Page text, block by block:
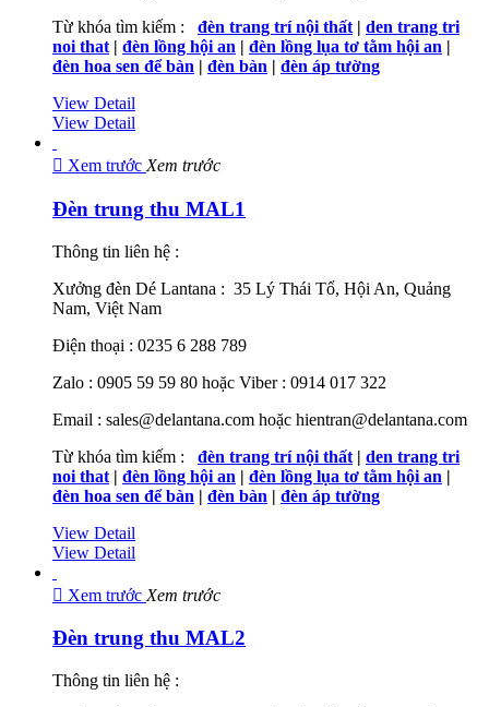
Từ khóa tìm kiếm :
đèn trang trí nội thất | den trang tri
noi that | đèn lồng hội an | đèn lồng lụa tơ tằm hội an |
đèn hoa sen để bàn | đèn bàn | đèn áp tường
View Detail
View Detail
 Xem trước Xem trước
Đèn trung thu MAL1
Thông tin liên hệ :
Xưởng đèn Dé Lantana : 35 Lý Thái Tổ, Hội An, Quảng
Nam, Việt Nam
Điện thoại : 0235 6 288 789
Zalo : 0905 59 59 80 hoặc Viber : 0914 017 322
Email : sales@delantana.com hoặc hientran@delantana.com
Từ khóa tìm kiếm :
đèn trang trí nội thất | den trang tri
noi that | đèn lồng hội an | đèn lồng lụa tơ tằm hội an |
đèn hoa sen để bàn | đèn bàn | đèn áp tường
View Detail
View Detail
 Xem trước Xem trước
Đèn trung thu MAL2
Thông tin liên hệ :